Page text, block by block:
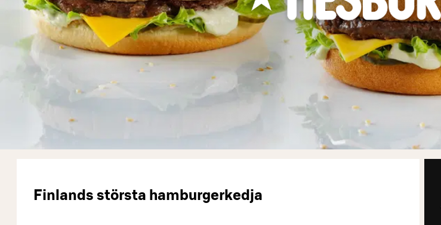
Finlands största hamburgerkedja